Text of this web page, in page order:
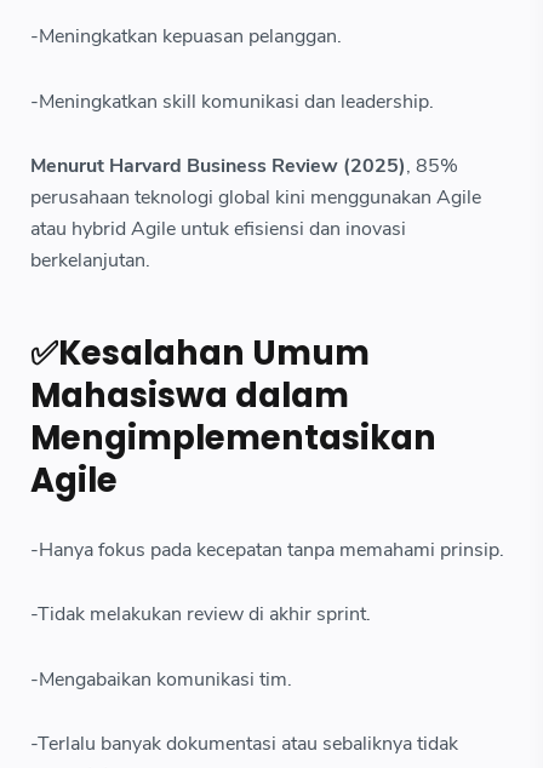
-Meningkatkan kepuasan pelanggan.
-Meningkatkan skill komunikasi dan leadership.
Menurut Harvard Business Review (2025), 85%
perusahaan teknologi global kini menggunakan Agile
atau hybrid Agile untuk efisiensi dan inovasi
berkelanjutan.
✅Kesalahan Umum
Mahasiswa dalam
Mengimplementasikan
Agile
-Hanya fokus pada kecepatan tanpa memahami prinsip.
-Tidak melakukan review di akhir sprint.
-Mengabaikan komunikasi tim.
-Terlalu banyak dokumentasi atau sebaliknya tidak